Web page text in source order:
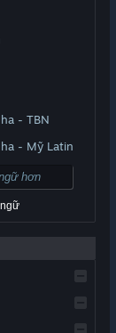
sở hữu tương ứng tại
- TBN
- Mỹ Latin